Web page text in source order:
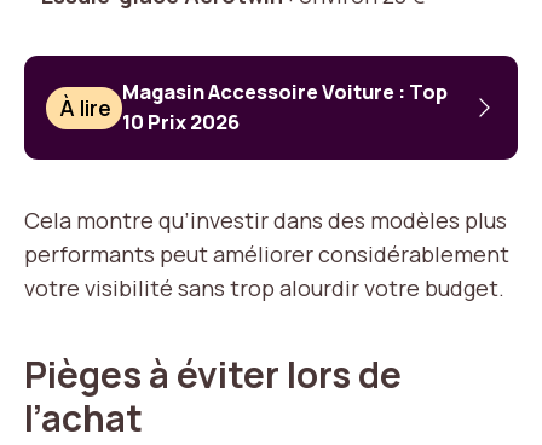
À lire
Magasin Accessoire Voiture : Top
10 Prix 2026
Cela montre qu’investir dans des modèles plus
performants peut améliorer considérablement
votre visibilité sans trop alourdir votre budget.
Pièges à éviter lors de
l’achat